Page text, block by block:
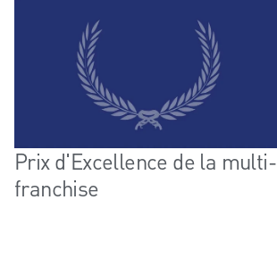
Prix d'Excellence de la multi-
franchise